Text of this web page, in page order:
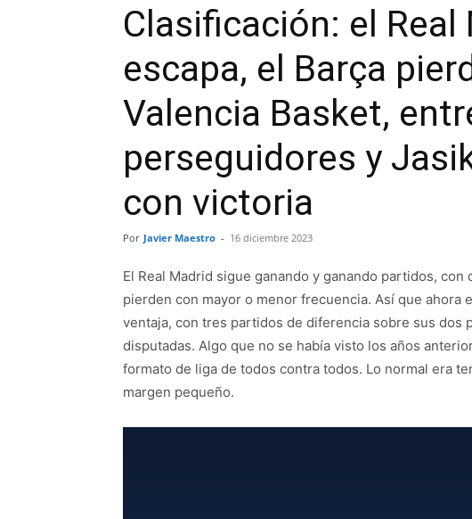
Clasificación: el Real
escapa, el Barça
Valencia Basket,
perseguidores y
con victoria
Por Javier Maestro - 16 diciembre 2023
El Real Madrid sigue ganando y ganando partidos,
pierden con mayor o menor frecuencia. Así que ahora
ventaja, con tres partidos de diferencia sobre sus dos
disputadas. Algo que no se había visto los años
formato de liga de todos contra todos. Lo normal era
margen pequeño.